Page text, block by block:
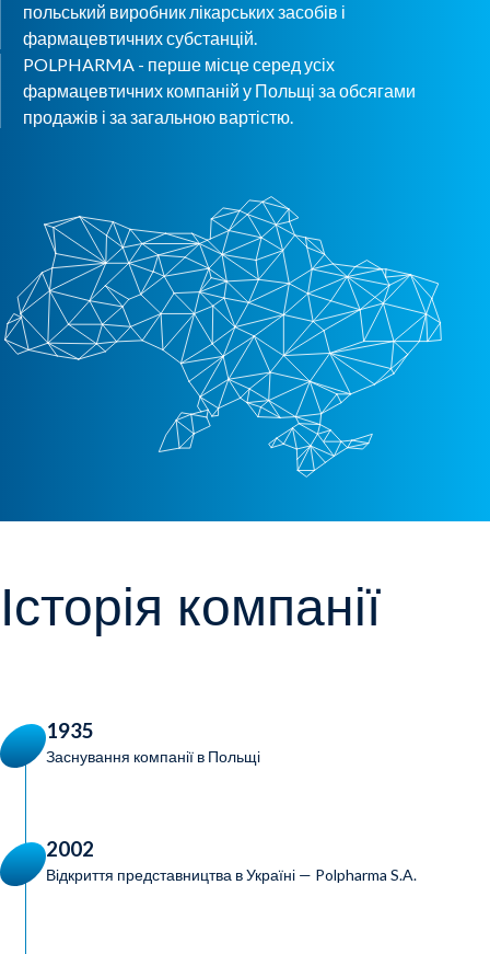
Офтальмологія
Ендокринологія
Гінекологія
Дерматологія
Всі категорії
Кар'єра
Контакти
польський виробник лікарських засобів і
фармацевтичних субстанцій.
POLPHARMA - перше місце серед усіх
фармацевтичних компаній у Польщі за обсягами
продажів і за загальною вартістю.
Історія компанії
1935
Заснування компанії в Польщі
2002
Відкриття представництва в Україні — Polpharma S.A.